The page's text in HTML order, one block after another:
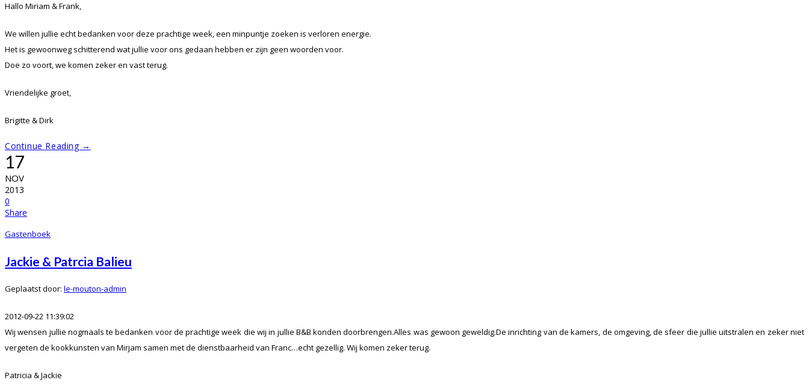
Hallo Miriam & Frank,
We willen jullie echt bedanken voor deze prachtige week, een minpuntje zoeken is verloren energie.
Het is gewoonweg schitterend wat jullie voor ons gedaan hebben er zijn geen woorden voor.
Doe zo voort, we komen zeker en vast terug.
Vriendelijke groet,
Brigitte & Dirk
Continue Reading →
17
NOV
2013
0
Share
Gastenboek
Jackie & Patrcia Balieu
Geplaatst door: le-mouton-admin
2012-09-22 11:39:02
Wij wensen jullie nogmaals te bedanken voor de prachtige week die wij in jullie B&B konden doorbrengen.Alles was gewoon geweldig.De inrichting van de kamers, de omgeving, de sfeer die jullie uitstralen en zeker niet
vergeten de kookkunsten van Mirjam samen met de dienstbaarheid van Franc…echt gezellig. Wij komen zeker terug.
Patricia & Jackie